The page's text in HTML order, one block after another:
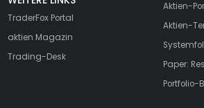
TraderFox Portal
aktien Magazin
Trading-Desk
Aktien-
Aktien-
Paper:
Portfolio-